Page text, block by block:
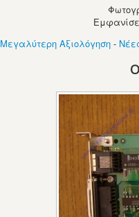
Μεγαλύτερη Αξιολόγηση-